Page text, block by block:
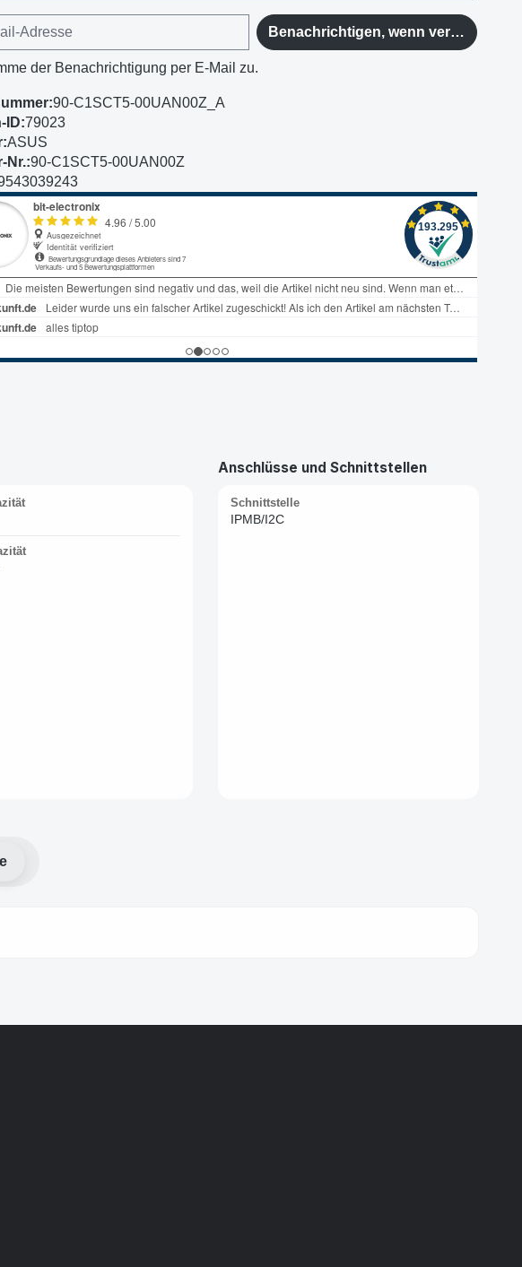
Benachrichtigen, wenn verfügbar
der Benachrichtigung per E-Mail zu.
90-C1SCT5-00UAN00Z_A
ID:79023
ASUS
Nr.:90-C1SCT5-00UAN00Z
Anschlüsse und Schnittstellen
Schnittstelle
IPMB/I2C